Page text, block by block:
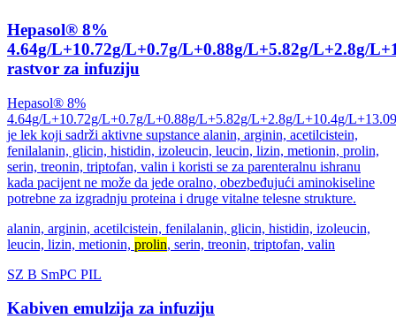
Hepasol® 8%
4.64g/L+10.72g/L+0.7g/L+0.88g/L+5.82g/L+2.8g/
rastvor za infuziju
Hepasol® 8%
4.64g/L+10.72g/L+0.7g/L+0.88g/L+5.82g/L+2.8g/L+10.4g/
je lek koji sadrži aktivne supstance alanin, arginin, acetilcistein,
fenilalanin, glicin, histidin, izoleucin, leucin, lizin, metionin, prolin,
serin, treonin, triptofan, valin i koristi se za parenteralnu ishranu
kada pacijent ne može da jede oralno, obezbeđujući aminokiseline
potrebne za izgradnju proteina i druge vitalne telesne strukture.
alanin, arginin, acetilcistein, fenilalanin, glicin, histidin, izoleucin,
leucin, lizin, metionin, prolin, serin, treonin, triptofan, valin
SZ B SmPC PIL
Kabiven emulzija za infuziju